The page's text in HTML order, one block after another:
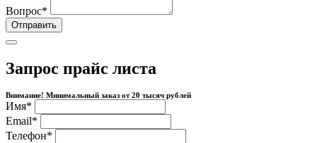
Вопрос*
Отправить
Запрос прайс листа
Внимание! Минимальный заказ от 20 тысяч рублей
Имя*
Email*
Телефон*